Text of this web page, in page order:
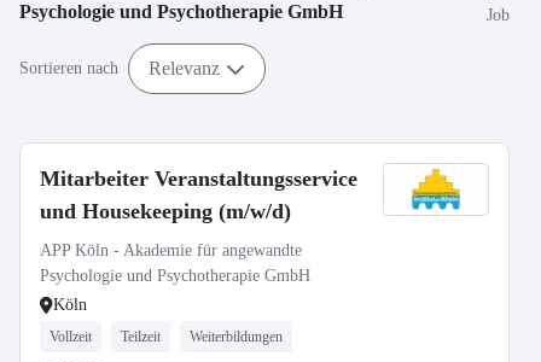
Psychologie und Psychotherapie GmbH
Job
Sortieren nach Relevanz
Mitarbeiter Veranstaltungsservice
und Housekeeping (m/w/d)
APP Köln - Akademie für angewandte
Psychologie und Psychotherapie GmbH
Köln
Vollzeit Teilzeit Weiterbildungen